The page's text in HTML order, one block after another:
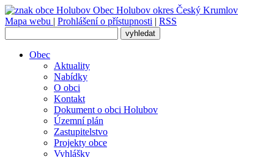
Obec Holubov okres Český Krumlov
Mapa webu | Prohlášení o přístupnosti | RSS
Obec
Aktuality
Nabídky
O obci
Kontakt
Dokument o obci Holubov
Územní plán
Zastupitelstvo
Projekty obce
Vyhlášky